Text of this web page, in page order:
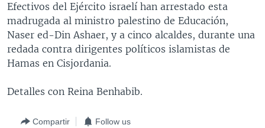
navegador
principal
Salte
búsqueda
VOA VERIFICA INMIGRACIÓN
VOA VERIFICA AMÉRICA LATINA
ARGENTINA
BOLIVIA
COLOMBIA
PERÚ
ECUADOR
CHINA EN AMÉRICA LATINA
CENTROAMÉRICA
COSTA RICA
GUATEMALA
HONDURAS
OTRAS SECCIONES
LIBERTAD DE PRENSA
MUNDO
LIBERTAD DE PRENSA
UCRANIA
Efectivos del Ejército israelí han arrestado esta
madrugada al ministro palestino de Educación,
Naser ed-Din Ashaer, y a cinco alcaldes, durante una
redada contra dirigentes políticos islamistas de
Hamas en Cisjordania.
Detalles con Reina Benhabib.
Compartir Follow us